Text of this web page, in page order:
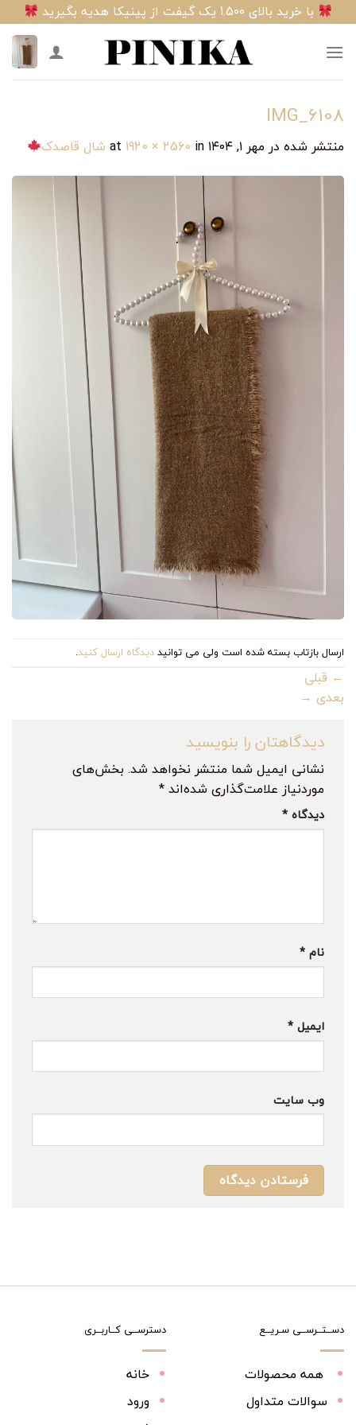
to
content
با خرید بالای 1.500 یک گیفت از پینیکا هدیه بگیرید
IMG_6108
منتشر شده در مهر ۱, ۱۴۰۴ 1920 × 2560 in شال قاصدک
ارسال بازتاب بسته شده است ولی می توانیددیدگاه ارسال کنید.
← قبلی
بعدی →
دیدگاهتان را بنویسید
نشانی ایمیل شما منتشر نخواهد شد. بخش‌های
موردنیاز علامت‌گذاری شده‌اند*
دیدگاه *
نام *
ایمیل *
وب‌ سایت
دســتــرســی سـریــع
همه محصولات
سوالات متداول
دسترســی کــاربــری
خانه
ورود